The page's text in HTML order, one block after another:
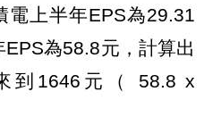
電上半年EPS為29.31
為58.8元，計算出
到1646元（ 58.8 x